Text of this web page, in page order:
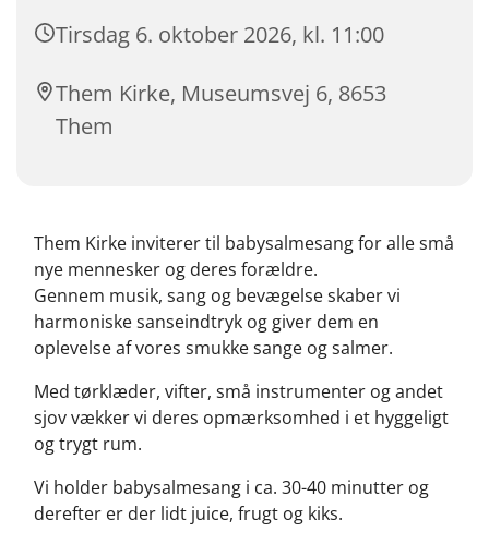
Tirsdag 6. oktober 2026, kl. 11:00
Them Kirke, Museumsvej 6, 8653
Them
Them Kirke inviterer til babysalmesang for alle små
nye mennesker og deres forældre.
Gennem musik, sang og bevægelse skaber vi
harmoniske sanseindtryk og giver dem en
oplevelse af vores smukke sange og salmer.
Med tørklæder, vifter, små instrumenter og andet
sjov vækker vi deres opmærksomhed i et hyggeligt
og trygt rum.
Vi holder babysalmesang i ca. 30-40 minutter og
derefter er der lidt juice, frugt og kiks.